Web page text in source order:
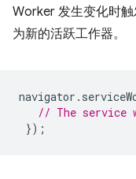
Worker 发生变化时
为新的活跃工作器。
navigator .
// The service
});